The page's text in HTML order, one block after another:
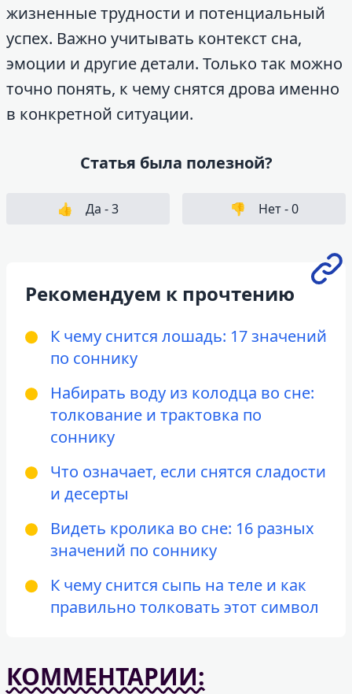
жизненные трудности и потенциальный
успех. Важно учитывать контекст сна,
эмоции и другие детали. Только так можно
точно понять, к чему снятся дрова именно
в конкретной ситуации.
Статья была полезной?
👍 Да -3 👎 Нет -0
Рекомендуем к прочтению
К чему снится лошадь: 17 значений
по соннику
Набирать воду из колодца во сне:
толкование и трактовка по
соннику
Что означает, если снятся сладости
и десерты
Видеть кролика во сне: 16 разных
значений по соннику
К чему снится сыпь на теле и как
правильно толковать этот символ
КОММЕНТАРИИ: